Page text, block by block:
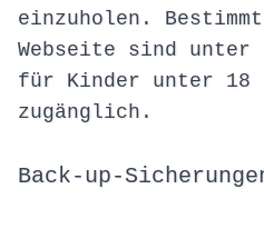
einzuholen.
Webseite sind unter
für Kinder unter 18
zugänglich.
Back-up-